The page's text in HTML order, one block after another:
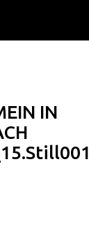
Artikel
Educatie
Recept
Vrienden
Via Belgica
Via Belgica
Onderzoek
Educatie
Vrienden
De gids
Organisatie
IN